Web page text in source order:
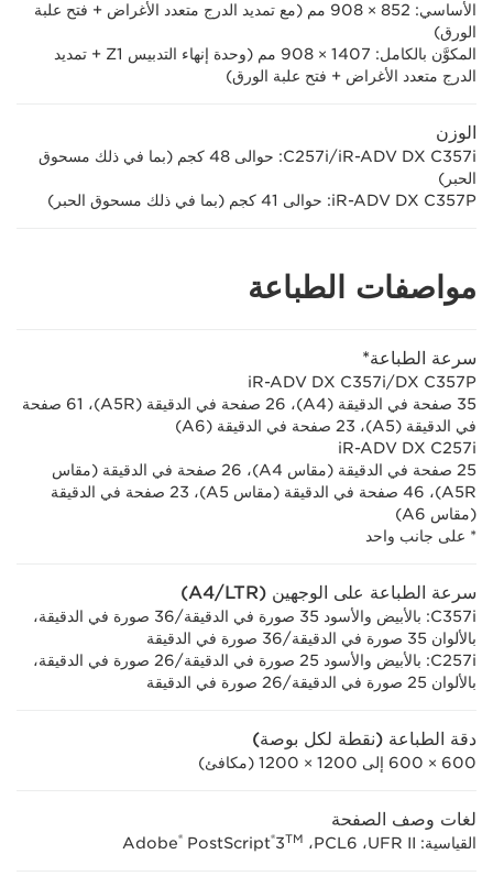
الأساسي: 852 ×‏ 908 مم (مع تمديد الدرج متعدد الأغراض + فتح علبة
الورق)
المكوَّن بالكامل: 1407 × 908 مم (وحدة إنهاء التدبيس Z1 + تمديد
الدرج متعدد الأغراض + فتح علبة الورق)
الوزن
iR-ADV DX C357i/‏C257i: حوالى 48 كجم (بما في ذلك مسحوق
الحبر)
iR-ADV DX C357P: حوالى 41 كجم (بما في ذلك مسحوق الحبر)
مواصفات الطباعة
سرعة الطباعة*
iR-ADV DX C357i/DX C357P
35 صفحة في الدقيقة (A4)‏، 26 صفحة في الدقيقة (A5R)‏، 61 صفحة
في الدقيقة (A5)‏، 23 صفحة في الدقيقة (A6)
iR-ADV DX C257i
25 صفحة في الدقيقة (مقاس A4)‏، 26 صفحة في الدقيقة (مقاس
A5R)‏، 46 صفحة في الدقيقة (مقاس A5)‏، 23 صفحة في الدقيقة
(مقاس A6)
* على جانب واحد
سرعة الطباعة على الوجهين (A4/LTR)
C357i‏: بالأبيض والأسود 35 صورة في الدقيقة/36 صورة في الدقيقة،
بالألوان 35 صورة في الدقيقة/36 صورة في الدقيقة
C257i: بالأبيض والأسود 25 صورة في الدقيقة/26 صورة في الدقيقة،
بالألوان 25 صورة في الدقيقة/26 صورة في الدقيقة
دقة الطباعة (نقطة لكل بوصة)
600 × 600 إلى 1200 ×‏ 1200 (مكافئ)
لغات وصف الصفحة
القياسية: UFR II،‏ PCL6،‏ Adobe ® PostScript®3TM